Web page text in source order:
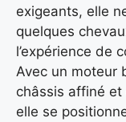
exigeants, elle
quelques
l’expérience de
Avec un moteur
châssis affiné
elle se